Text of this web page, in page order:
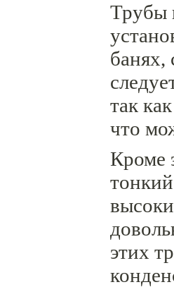
Трубы
банях,
так
что
Кроме
этих